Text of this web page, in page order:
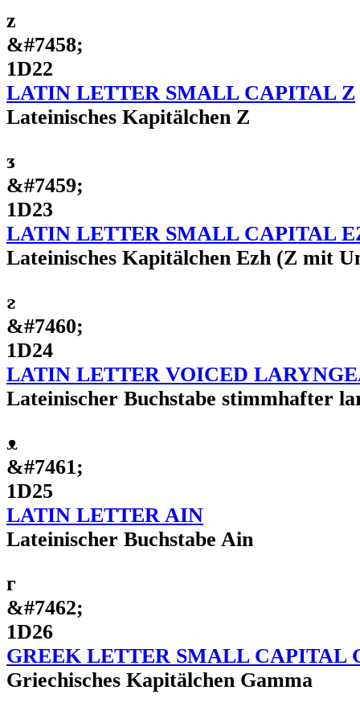
ᴢ
&#7458;
1D22
LATIN LETTER SMALL CAPITAL Z
Lateinisches Kapitälchen Z
ᴣ
&#7459;
1D23
LATIN LETTER SMALL CAPITAL
Lateinisches Kapitälchen Ezh (Z mit
ᴤ
&#7460;
1D24
LATIN LETTER VOICED
Lateinischer Buchstabe stimmhafter
ᴥ
&#7461;
1D25
LATIN LETTER AIN
Lateinischer Buchstabe Ain
ᴦ
&#7462;
1D26
GREEK LETTER SMALL CAPITAL
Griechisches Kapitälchen Gamma